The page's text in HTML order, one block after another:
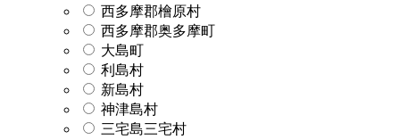
西多摩郡檜原村
西多摩郡奥多摩町
大島町
利島村
新島村
神津島村
三宅島三宅村